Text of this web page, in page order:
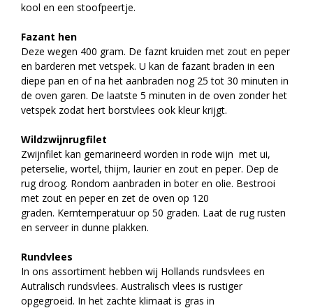
kool en een stoofpeertje.
Fazant hen
Deze wegen 400 gram. De faznt kruiden met zout en peper
en barderen met vetspek. U kan de fazant braden in een
diepe pan en of na het aanbraden nog 25 tot 30 minuten in
de oven garen. De laatste 5 minuten in de oven zonder het
vetspek zodat hert borstvlees ook kleur krijgt.
Wildzwijnrugfilet
Zwijnfilet kan gemarineerd worden in rode wijn met ui,
peterselie, wortel, thijm, laurier en zout en peper. Dep de
rug droog. Rondom aanbraden in boter en olie. Bestrooi
met zout en peper en zet de oven op 120
graden. Kerntemperatuur op 50 graden. Laat de rug rusten
en serveer in dunne plakken.
Rundvlees
In ons assortiment hebben wij Hollands rundsvlees en
Autralisch rundsvlees. Australisch vlees is rustiger
opgegroeid. In het zachte klimaat is gras in